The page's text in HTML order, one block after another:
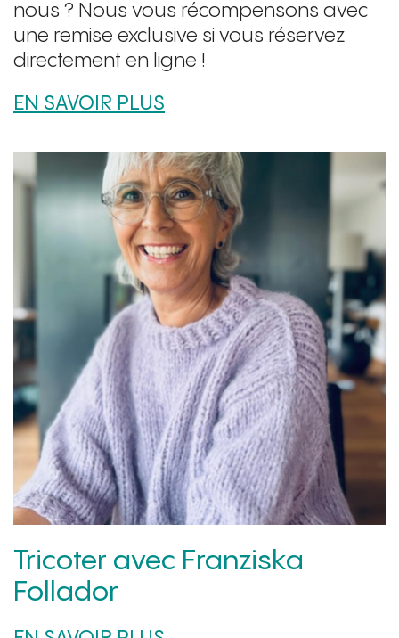
nous ? Nous vous récompensons avec
une remise exclusive si vous réservez
directement en ligne !
EN SAVOIR PLUS
Tricoter avec Franziska
Follador